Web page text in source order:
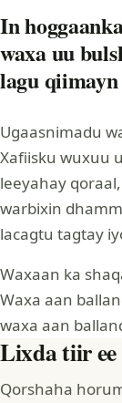
In
waxa uu
lagu qiimayn
Ugaasnimadu
Xafiisku wuxuu
leeyahay
warbixin
lacagtu tagtay
Waxaan ka
Waxa aan
waxa aan
Lixda tiir
Qorshaha